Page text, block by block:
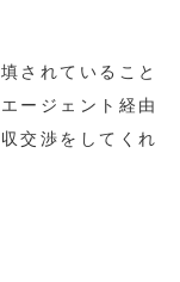
されていること
ージェント経由
交渉をしてくれ